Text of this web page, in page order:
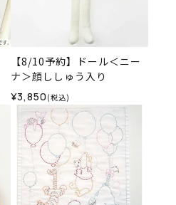
【8/10予約】ドール＜ニー
ナ＞顔ししゅう入り
¥3,850 (税込)